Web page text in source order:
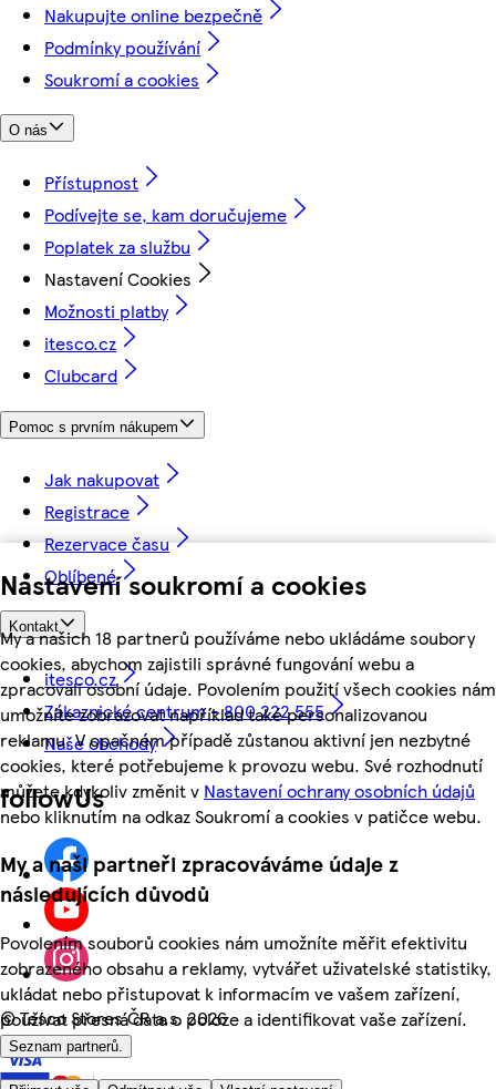
Nastavení soukromí a cookies
My a našich 18 partnerů používáme nebo ukládáme soubory
cookies, abychom zajistili správné fungování webu a
zpracovali osobní údaje. Povolením použití všech cookies nám
umožníte zobrazovat například také personalizovanou
reklamu. V opačném případě zůstanou aktivní jen nezbytné
cookies, které potřebujeme k provozu webu. Své rozhodnutí
můžete kdykoliv změnit v Nastavení ochrany osobních údajů
nebo kliknutím na odkaz Soukromí a cookies v patičce webu.
My a naši partneři zpracováváme údaje z
následujících důvodů
Povolením souborů cookies nám umožníte měřit efektivitu
zobrazeného obsahu a reklamy, vytvářet uživatelské statistiky,
ukládat nebo přistupovat k informacím ve vašem zařízení,
používat přesná data o poloze a identifikovat vaše zařízení.
Seznam partnerů.
Nakupujte online bezpečně
Podmínky používání
Soukromí a cookies
O nás
Přístupnost
Podívejte se, kam doručujeme
Poplatek za službu
Nastavení Cookies
Možnosti platby
itesco.cz
Clubcard
Pomoc s prvním nákupem
Jak nakupovat
Registrace
Rezervace času
Oblíbené
Kontakt
itesco.cz
Zákaznické centrum - 800 222 555
Naše obchody
followUs
©Tesco Stores ČR a.s. 2026